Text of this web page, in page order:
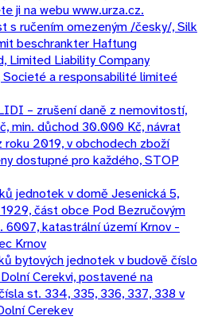
ji na webu www.urza.cz.
s ručením omezeným /česky/, Silk
beschrankter Haftung
Limited Liability Company
Societé a responsabilité limiteé
– zrušení daně z nemovitostí,
min. důchod 30.000 Kč, návrat
roku 2019, v obchodech zboží
dostupné pro každého, STOP
jednotek v domě Jesenická 5,
část obce Pod Bezručovým
6007, katastrální území Krnov -
Krnov
bytových jednotek v budově číslo
Cerekvi, postavené na
st. 334, 335, 336, 337, 338 v
Cerekev